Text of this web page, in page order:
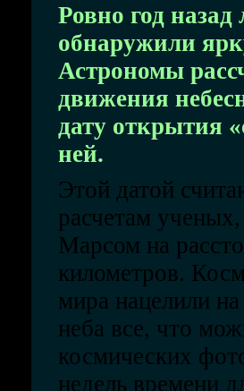
Ровно год
обнаружили
Астрономы
движения
дату открытия
ней.
Этой датой
расчетам
Марсом на
километров.
мира нацелили
неба все, что
космических
недель времени